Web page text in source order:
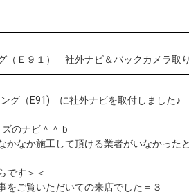
Ｅ９１） 社外ナビ＆バックカメラ取
グ（E91) に社外ナビを取付しました♪
のナビ＾＾ｂ
なか施工して頂ける業者がいなかったと
です＞＜
をご覧いただいての来店でした＝３